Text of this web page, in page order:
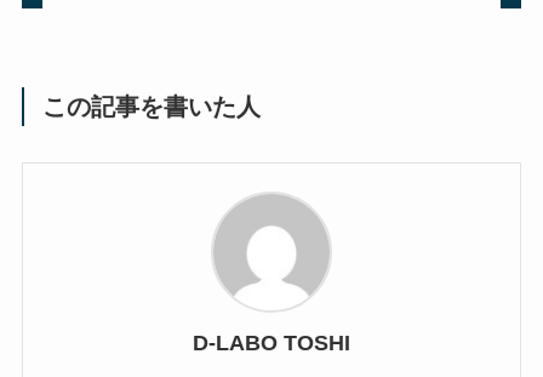
この記事を書いた人
D-LABO TOSHI